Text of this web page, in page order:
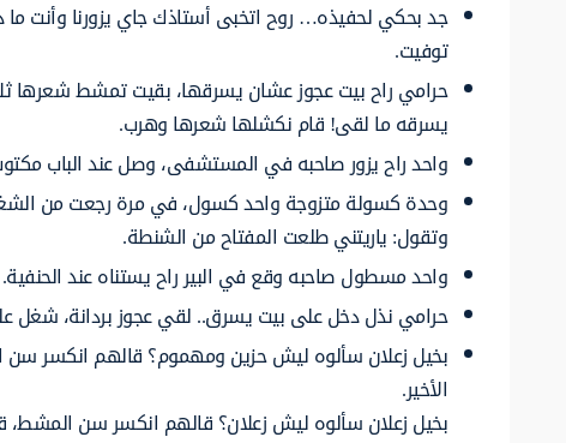
جد بحكي لحفيذه… روح اتخبى أستاذك جاي يزورنا وأنت ما
توفيت.
حرامي راح بيت عجوز عشان يسرقها، بقيت تمشط شعرها
يسرقه ما لقى! قام نكشلها شعرها وهرب.
واحد راح يزور صاحبه في المستشفى، وصل عند الباب
وحدة كسولة متزوجة واحد كسول، في مرة رجعت من
وتقول: ياريتني طلعت المفتاح من الشنطة.
واحد مسطول صاحبه وقع في البير راح يستناه عند الحنفية.
حرامي نذل دخل على بيت يسرق.. لقي عجوز بردانة، شغل
بخيل زعلان سألوه ليش حزين ومهموم؟ قالهم انكسر
الأخير.
بخيل زعلان سألوه ليش زعلان؟ قالهم انكسر سن المشط،